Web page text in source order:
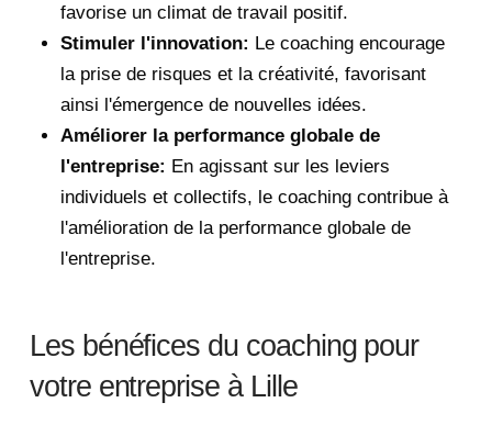
favorise un climat de travail positif.
Stimuler l'innovation: Le coaching encourage
la prise de risques et la créativité, favorisant
ainsi l'émergence de nouvelles idées.
Améliorer la performance globale de
l'entreprise: En agissant sur les leviers
individuels et collectifs, le coaching contribue à
l'amélioration de la performance globale de
l'entreprise.
Les bénéfices du coaching pour
votre entreprise à Lille